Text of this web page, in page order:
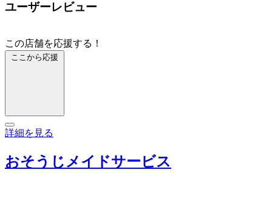
ユーザーレビュー
この店舗を応援する！
ここから応援
詳細を見る
おそうじメイドサービス